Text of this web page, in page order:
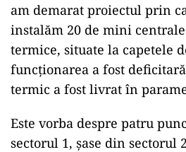
am demarat proiectul prin
instalăm 20 de mini
termice, situate la capetele
funcționarea a fost
termic a fost livrat în
Este vorba despre patru
sectorul 1, șase din sectorul